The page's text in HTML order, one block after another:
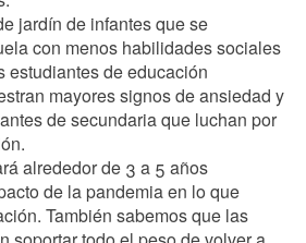
jardín de infantes que se
con menos habilidades sociales
estudiantes de educación
mayores signos de ansiedad y
de secundaria que luchan por
alrededor de 3 a 5 años
de la pandemia en lo que
También sabemos que las